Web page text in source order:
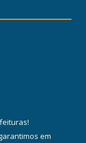
!
em